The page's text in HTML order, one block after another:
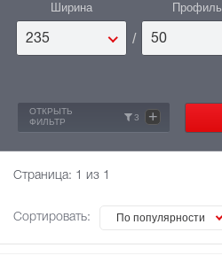
Ширина
235 /
Профиль
50
ОТКРЫТЬ
ФИЛЬТР
3 +
Страница: 1 из 1
Сортировать: По популярности